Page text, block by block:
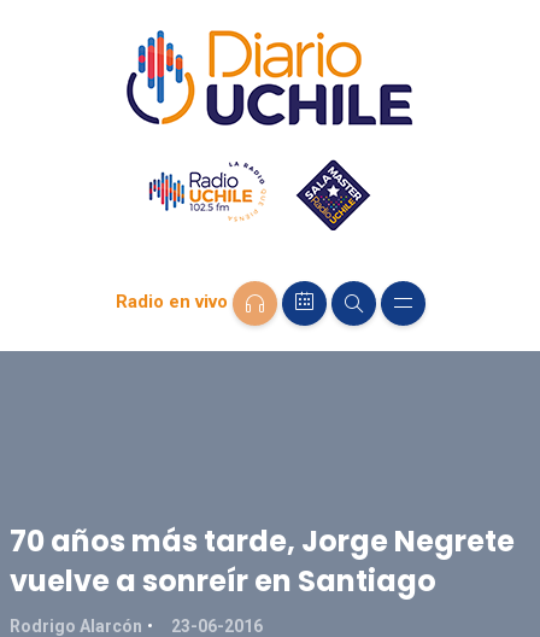
Radio en vivo
70 años más tarde, Jorge Negrete
vuelve a sonreír en Santiago
Rodrigo Alarcón 23-06-2016